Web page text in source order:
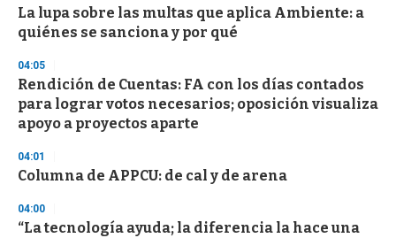
La lupa sobre las multas que aplica Ambiente: a
quiénes se sanciona y por qué
04:05
Rendición de Cuentas: FA con los días contados
para lograr votos necesarios; oposición visualiza
apoyo a proyectos aparte
04:01
Columna de APPCU: de cal y de arena
04:00
“La tecnología ayuda; la diferencia la hace una